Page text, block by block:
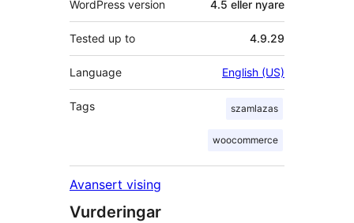
WordPress version 4.5 eller nyare
Tested up to 4.9.29
Language English (US)
Tags szamlazas
woocommerce
Avansert vising
Vurderingar